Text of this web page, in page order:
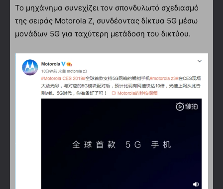
Το μηχάνημα συνεχίζει τον σπονδυλωτό σχεδιασμό
της σειράς Motorola Z, συνδέοντας δίκτυα 5G μέσω
μονάδων 5G για ταχύτερη μετάδοση του δικτύου.